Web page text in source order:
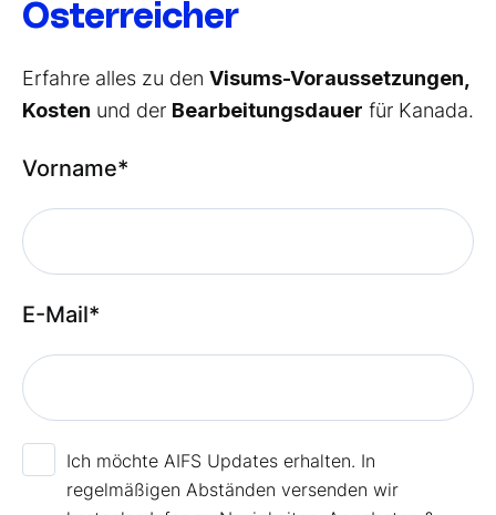
Österreicher
Erfahre alles zu den Visums-Voraussetzungen,
Kosten und der Bearbeitungsdauer für Kanada.
Vorname*
E-Mail*
Ich möchte AIFS Updates erhalten. In
regelmäßigen Abständen versenden wir